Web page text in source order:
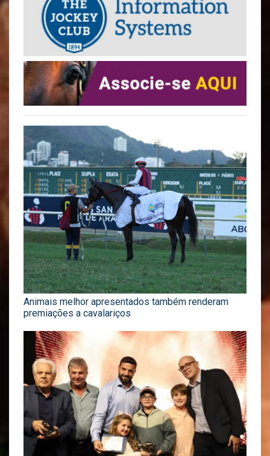
Animais melhor apresentados também renderam
premiações a cavalariços